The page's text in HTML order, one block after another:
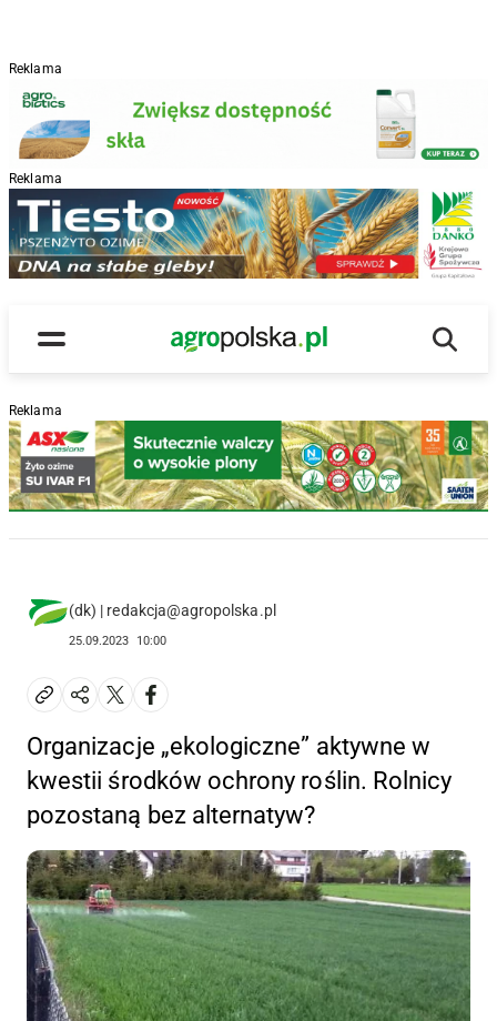
Reklama
Reklama
Menu
Main Logo
Reklama
(dk) | redakcja@agropolska.pl
25.09.2023 10:00
Organizacje „ekologiczne” aktywne w
kwestii środków ochrony roślin. Rolnicy
pozostaną bez alternatyw?